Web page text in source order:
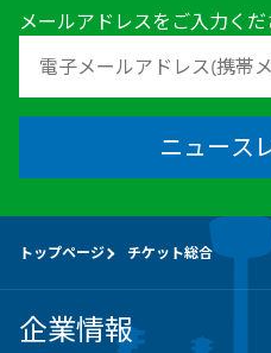
メールアドレスをご入力くだ
ニュース
トップページ チケット総合
企業情報